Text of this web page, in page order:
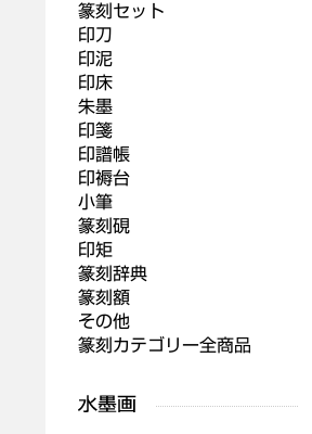
篆刻セット
印刀
印泥
印床
朱墨
印箋
印譜帳
印褥台
小筆
篆刻硯
印矩
篆刻辞典
篆刻額
その他
篆刻カテゴリー全商品